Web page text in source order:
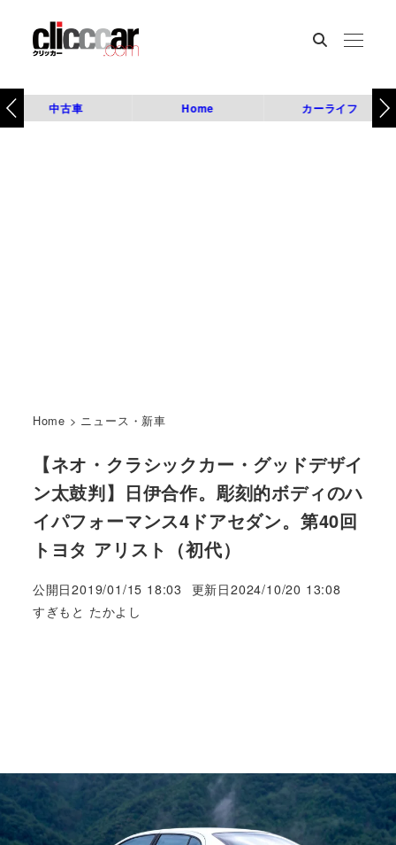
中古車 Home カーライフ
Home > ニュース・新車
【ネオ・クラシックカー・グッドデザイ
ン太鼓判】日伊合作。彫刻的ボディのハ
イパフォーマンス4ドアセダン。第40回
トヨタ アリスト（初代）
公開日2019/01/15 18:03 更新日2024/10/20 13:08
著
すぎもと たかよし